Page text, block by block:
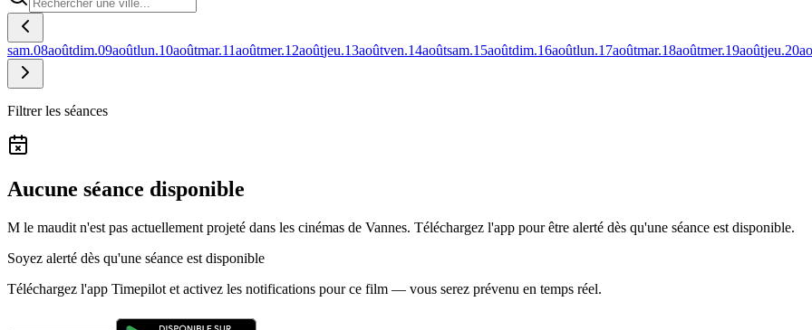
sam.08aoûtdim.09aoûtlun.10aoûtmar.11aoûtmer.12aoûtjeu.13aoûtven.14aoûtsam.15aoûtdim.16aoûtlun.17aoûtmar.18aoûtmer.19aoûtjeu.20
Filtrer les séances
Aucune séance disponible
M le maudit n'est pas actuellement projeté dans les cinémas de Vannes. Téléchargez l'app pour être alerté dès qu'une séance est disponible.
Soyez alerté dès qu'une séance est disponible
Téléchargez l'app Timepilot et activez les notifications pour ce film — vous serez prévenu en temps réel.